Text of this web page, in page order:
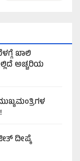
ಖಾಲಿ
ಅಚ್ಚರಿಯ
ದೀಪ್ಕೆ